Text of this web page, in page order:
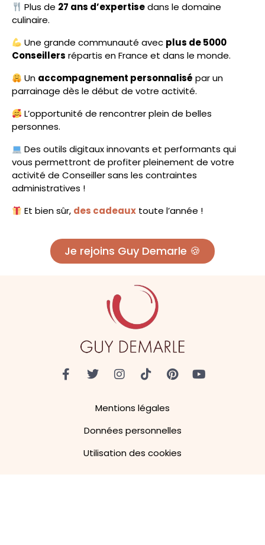
Plus de 27 ans d’expertisedans le domaine
culinaire.
Une grande communauté avec plus de 5000
Conseillers répartis en France et dans le monde.
Un accompagnement personnalisé par un
parrainage dès le début de votre activité.
L’opportunité de rencontrer plein de belles
personnes.
Des outils digitaux innovants et performants qui
vous permettront de profiter pleinement de votre
activité de Conseiller sans les contraintes
administratives !
Et bien sûr, des cadeaux toute l’année !
Je rejoins Guy Demarle 🍪
Mentions légales
Données personnelles
Utilisation des cookies